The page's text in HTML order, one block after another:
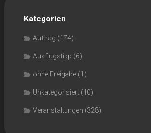
Kategorien
Auftrag (174)
Ausflugstipp (6)
ohne Freigabe (1)
Unkategorisiert (10)
Veranstaltungen (328)